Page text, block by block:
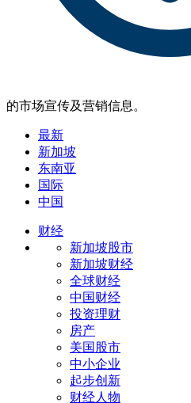
的市场宣传及营销信息。
最新
新加坡
东南亚
国际
中国
财经
新加坡股市
新加坡财经
全球财经
中国财经
投资理财
房产
美国股市
中小企业
起步创新
财经人物